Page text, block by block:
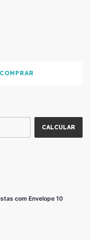
CALCULAR
com Envelope 10